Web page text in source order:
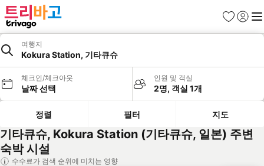
즐겨찾기
로그인
메
여행지
Kokura Station, 기타큐슈
체크인/체크아웃
날짜 선택
인원 및 객실
2명, 객실 1개
정렬 필터 지도
기타큐슈, Kokura Station (기타큐슈, 일본) 주변
숙박 시설
수수료가 검색 순위에 미치는 영향